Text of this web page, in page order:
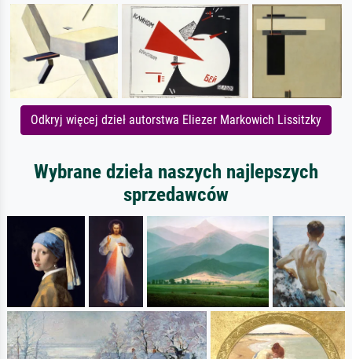
Odkryj więcej dzieł autorstwa Eliezer Markowich Lissitzky
Wybrane dzieła naszych najlepszych
sprzedawców